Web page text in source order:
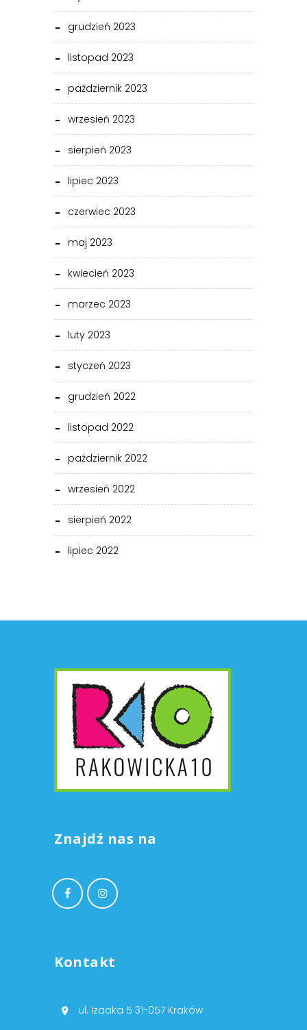
grudzień 2023
listopad 2023
październik 2023
wrzesień 2023
sierpień 2023
lipiec 2023
czerwiec 2023
maj 2023
kwiecień 2023
marzec 2023
luty 2023
styczeń 2023
grudzień 2022
listopad 2022
październik 2022
wrzesień 2022
sierpień 2022
lipiec 2022
Znajdź nas na
Kontakt
ul. Izaaka 5 31-057 Kraków